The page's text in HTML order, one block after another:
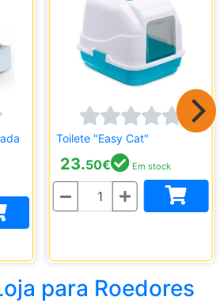
Toilete "Easy Cat"
23.50€ Em stock
Quantidade
para Roedores